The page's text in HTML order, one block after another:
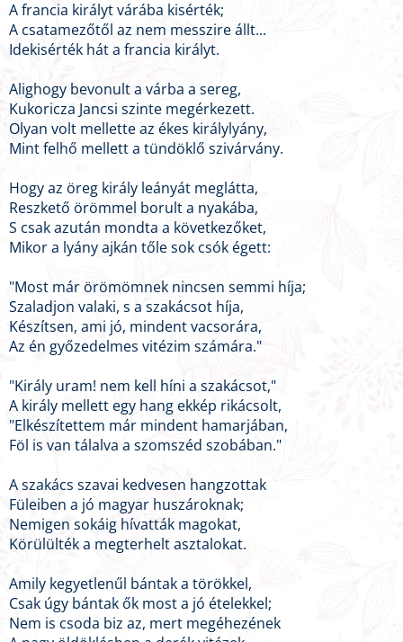
A francia királyt várába kisérték;
A csatamezőtől az nem messzire állt...
Idekisérték hát a francia királyt.
Alighogy bevonult a várba a sereg,
Kukoricza Jancsi szinte megérkezett.
Olyan volt mellette az ékes királylyány,
Mint felhő mellett a tündöklő szivárvány.
Hogy az öreg király leányát meglátta,
Reszkető örömmel borult a nyakába,
S csak azután mondta a következőket,
Mikor a lyány ajkán tőle sok csók égett:
"Most már örömömnek nincsen semmi híja;
Szaladjon valaki, s a szakácsot híja,
Készítsen, ami jó, mindent vacsorára,
Az én győzedelmes vitézim számára."
"Király uram! nem kell híni a szakácsot,"
A király mellett egy hang ekkép rikácsolt,
"Elkészítettem már mindent hamarjában,
Föl is van tálalva a szomszéd szobában."
A szakács szavai kedvesen hangzottak
Füleiben a jó magyar huszároknak;
Nemigen sokáig hívatták magokat,
Körülülték a megterhelt asztalokat.
Amily kegyetlenűl bántak a törökkel,
Csak úgy bántak ők most a jó ételekkel;
Nem is csoda biz az, mert megéhezének